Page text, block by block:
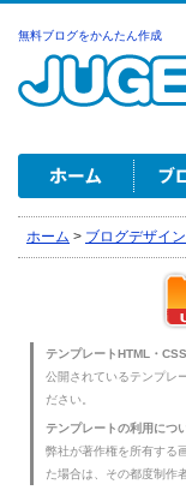
無料ブログをかんたん作成
ホーム > ブログデザイ
テンプレートHTML・
公開されているテンプレ
ださい。
テンプレートの利用につ
弊社が著作権を所有する
た場合は、その都度制作